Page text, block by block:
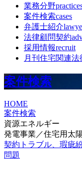
業務分野
案件検索cases
弁護士紹介
法律顧問契約
採用情報recruit
月刊住宅関連法
案件検索
HOME
案件検索
資源エネルギー
発電事業／住宅用太
契約トラブル、瑕疵
問題